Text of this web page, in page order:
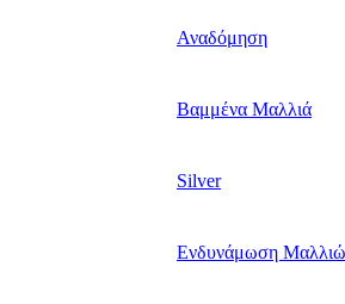
Αναδόμηση
Βαμμένα Μαλλιά
Silver
Ενδυνάμωση